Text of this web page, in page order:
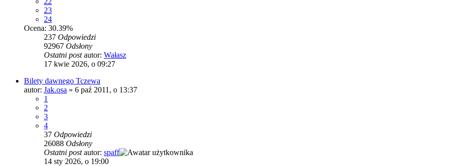
23
24
Ocena: 30.39%
237 Odpowiedzi
92967 Odsłony
Ostatni postautor: Wałasz
17 kwie 2026, o 09:27
Bilety dawnego Tczewa
autor: Jak.osa » 6 paź 2011, o 13:37
1
2
3
4
37 Odpowiedzi
26088 Odsłony
Ostatni postautor: spaff
14 sty 2026, o 19:00